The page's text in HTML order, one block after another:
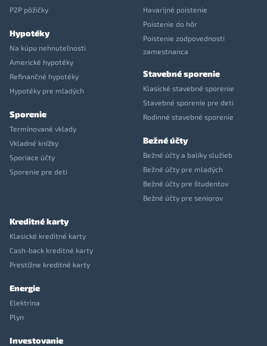
P2P pôžičky
Hypotéky
Na kúpu nehnuteľnosti
Americké hypotéky
Refinančné hypotéky
Hypotéky pre mladých
Sporenie
Termínované vklady
Vkladné knížky
Sporiace účty
Sporenie pre deti
Havarijné poistenie
Poistenie do hôr
Poistenie zodpovednosti
zamestnanca
Stavebné sporenie
Klasické stavebné sporenie
Stavebné sporenie pre deti
Rodinné stavebné sporenie
Bežné účty
Bežné účty a balíky služieb
Bežné účty pre mladých
Bežné účty pre študentov
Bežné účty pre seniorov
Kreditné karty
Klasické kreditné karty
Cash-back kreditné karty
Prestížne kreditné karty
Energie
Elektrina
Plyn
Investovanie